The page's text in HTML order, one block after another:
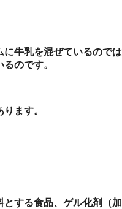
に牛乳を混ぜているのでは
のです。
ます。
する食品、ゲル化剤（加